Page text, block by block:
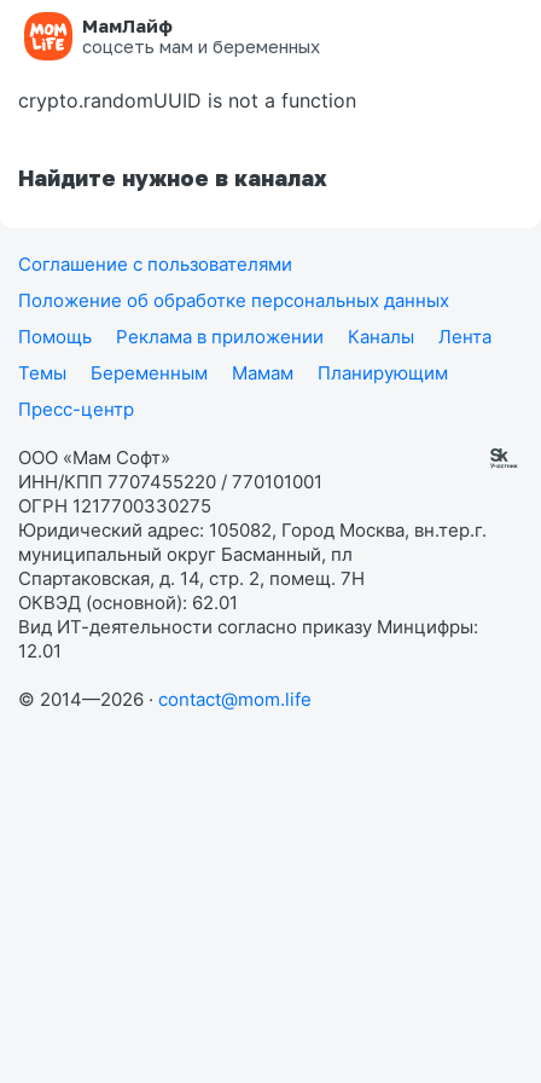
МамЛайф
соцсеть мам и беременных
Ошибка на странице
crypto.randomUUID is not a function
Найдите нужное в каналах
Соглашение с пользователями
Положение об обработке персональных данных
Помощь
Реклама в приложении Каналы
Лента
Темы
Беременным Мамам
Планирующим
Пресс-центр
ООО «Мам Софт»
ИНН/КПП 7707455220 / 770101001
ОГРН 1217700330275
Юридический адрес: 105082, Город Москва, вн.тер.г.
муниципальный округ Басманный, пл
Спартаковская, д. 14, стр. 2, помещ. 7Н
ОКВЭД (основной): 62.01
Вид ИТ-деятельности согласно приказу Минцифры:
12.01
© 2014—2026 · contact@mom.life